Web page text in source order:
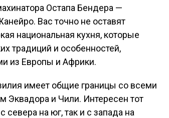
Остапа Бендера —
Вас точно не оставят
национальная кухня, которые
традиций и особенностей,
из Европы и Африки.
имеет общие границы со всеми
Эквадора и Чили. Интересен тот
севера на юг, так и с запада на